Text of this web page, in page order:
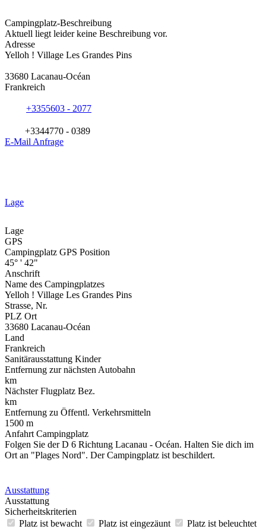
Campingplatz-Beschreibung
Aktuell liegt leider keine Beschreibung vor.
Adresse
Yelloh ! Village Les Grandes Pins
33680 Lacanau-Océan
Frankreich
+3355603 - 2077
+3344770 - 0389
E-Mail Anfrage
Lage
Lage
GPS
Campingplatz GPS Position
45° ' 42"
Anschrift
Name des Campingplatzes
Yelloh ! Village Les Grandes Pins
Strasse, Nr.
PLZ Ort
33680 Lacanau-Océan
Land
Frankreich
Sanitärausstattung Kinder
Entfernung zur nächsten Autobahn
km
Nächster Flugplatz Bez.
km
Entfernung zu Öffentl. Verkehrsmitteln
1500 m
Anfahrt Campingplatz
Folgen Sie der D 6 Richtung Lacanau - Océan. Halten Sie dich im
Ort an "Plages Nord". Der Campingplatz ist beschildert.
Ausstattung
Ausstattung
Sicherheitskriterien
Platz ist bewacht
Platz ist eingezäunt
Platz ist beleuchtet